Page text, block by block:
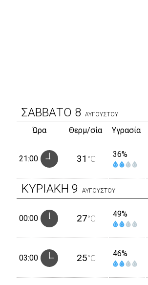
ΣΑΒΒΑΤΟ 8 ΑΥΓΟΥΣΤΟΥ
Ώρα Θερμ/σία Υγρασία
21:00 31 °C 36%
ΚΥΡΙΑΚΗ 9 ΑΥΓΟΥΣΤΟΥ
00:00 27°C 49%
03:00 25°C 46%